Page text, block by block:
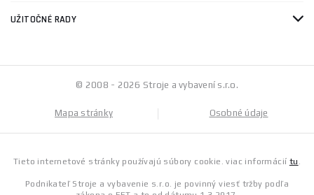
UŽITOČNÉ RADY
© 2008 - 2026 Stroje a vybavení s.r.o.
Mapa stránky Osobné údaje
Tieto internetové stránky používajú súbory cookie. viac informácií tu .
Podnikateľ Stroje a vybavenie s.r.o. je povinný viesť tržby podľa